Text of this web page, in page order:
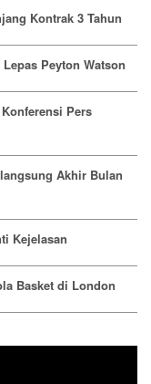
Kontrak 3 Tahun
Peyton Watson
Pers
Akhir Bulan
Kejelasan
Basket di London